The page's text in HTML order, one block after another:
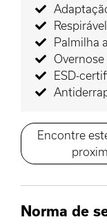
Respirável
Palmilha
Overnose
ESD-
Encontre
Norma de